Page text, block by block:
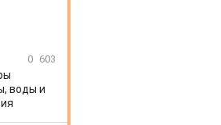
0 603
воды и